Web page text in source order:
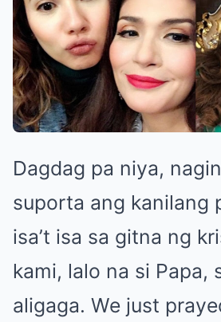
Dagdag pa niya,
suporta ang kanilang
isa’t isa sa gitna ng
kami, lalo na si Papa,
aligaga. We just